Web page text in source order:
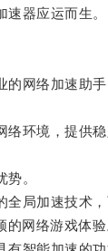
器应运而生。
网络加速助手
环境，提供稳
。
局加速技术，
网络游戏体验